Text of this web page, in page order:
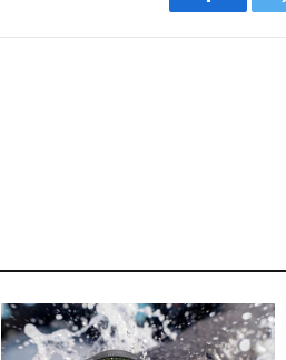
Facebook